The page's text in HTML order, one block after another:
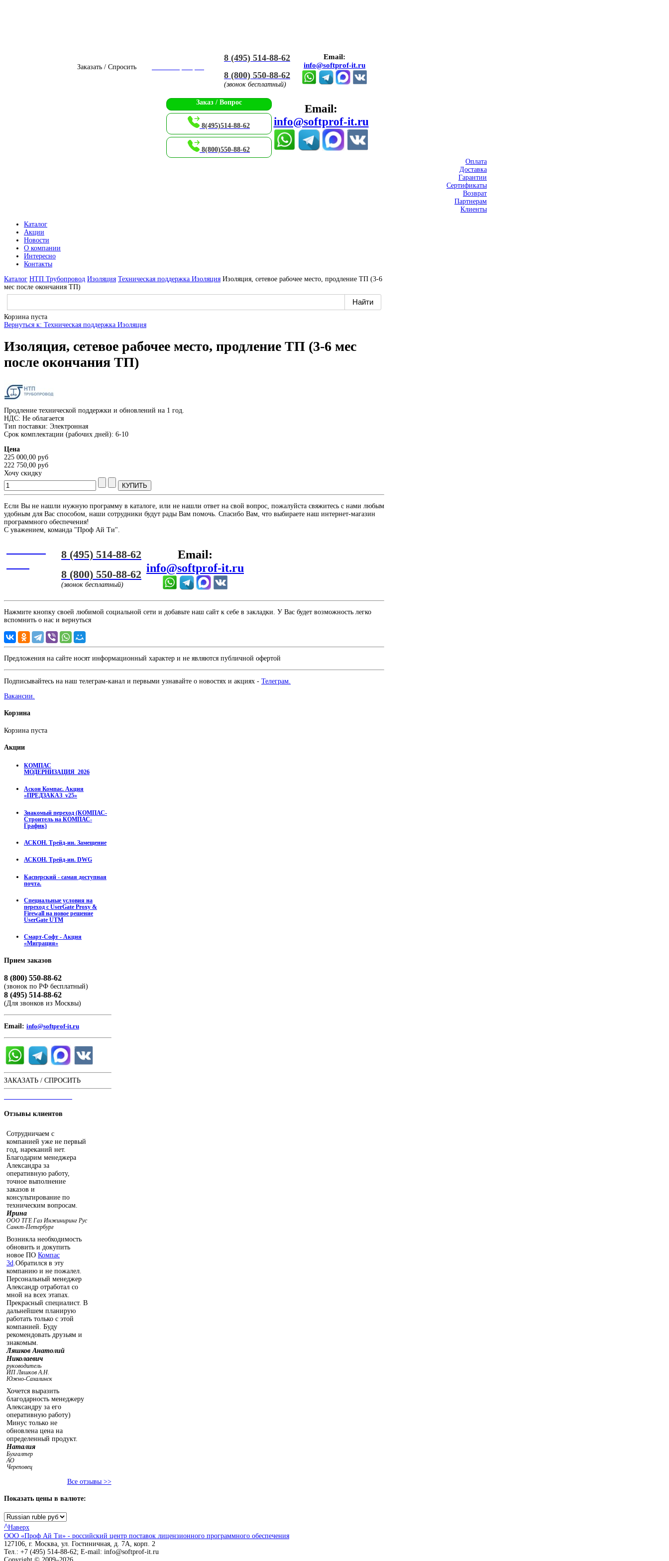
Заказать / Спросить
8 (495) 514-88-62
8 (800) 550-88-62
(звонок бесплатный)
Email:
info@softprof-it.ru
Заказ / Вопрос
8(495)514-88-62
8(800)550-88-62
Email:
info@softprof-it.ru
Оплата
Доставка
Гарантии
Сертификаты
Возврат
Партнерам
Клиенты
Каталог
Акции
Новости
О компании
Интересно
Контакты
Каталог НТП Трубопровод Изоляция Техническая поддержка Изоляция Изоляция, сетевое рабочее место, продление ТП (3-6
мес после окончания ТП)
Корзина пуста
Вернуться к: Техническая поддержка Изоляция
Изоляция, сетевое рабочее место, продление ТП (3-6 мес
после окончания ТП)
Продление технической поддержки и обновлений на 1 год.
НДС: Не облагается
Тип поставки: Электронная
Срок комплектации (рабочих дней): 6-10
Цена
225 000,00 руб
222 750,00 руб
Хочу скидку
Если Вы не нашли нужную программу в каталоге, или не нашли ответ на свой вопрос, пожалуйста свяжитесь с нами любым
удобным для Вас способом, наши сотрудники будут рады Вам помочь. Спасибо Вам, что выбираете наш интернет-магазин
программного обеспечения!
С уважением, команда "Проф Ай Ти".
8 (495) 514-88-62
8 (800) 550-88-62
(звонок бесплатный)
Email:
info@softprof-it.ru
Нажмите кнопку своей любимой социальной сети и добавьте наш сайт к себе в закладки. У Вас будет возможность легко
вспомнить о нас и вернуться
Предложения на сайте носят информационный характер и не являются публичной офертой
Подписывайтесь на наш телеграм-канал и первыми узнавайте о новостях и акциях - Телеграм.
Вакансии.
Корзина
Корзина пуста
Акции
КОМПАС
МОДЕРНИЗАЦИЯ_2026
Аскон Компас. Акция
«ПРЕДЗАКАЗ_v25»
Знакомый переход (КОМПАС-
Строитель на КОМПАС-
График)
АСКОН. Трейд-ин. Замещение
АСКОН. Трейд-ин. DWG
Касперский - самая доступная
почта.
Специальные условия на
переход с UserGate Proxy &
Firewall на новое решение
UserGate UTM
Смарт-Софт - Акция
«Миграция»
Прием заказов
8 (800) 550-88-62
(звонок по РФ бесплатный)
8 (495) 514-88-62
(Для звонков из Москвы)
Email: info@softprof-it.ru
ЗАКАЗАТЬ / СПРОСИТЬ
Отзывы клиентов
Сотрудничаем с
компанией уже не первый
год, нареканий нет.
Благодарим менеджера
Александра за
оперативную работу,
точное выполнение
заказов и
консультирование по
техническим вопросам.
Ирина
ООО ТГЕ Газ Инжиниринг Рус
Санкт-Петербург
Возникла необходимость
обновить и докупить
новое ПО Компас
3d .Обратился в эту
компанию и не пожалел.
Персональный менеджер
Александр отработал со
мной на всех этапах.
Прекрасный специалист. В
дальнейшем планирую
работать только с этой
компанией. Буду
рекомендовать друзьям и
знакомым.
Ляшков Анатолий
Николаевич
руководитель
ИП Ляшков А.Н.
Южно-Сахалинск
Хочется выразить
благодарность менеджеру
Александру за его
оперативную работу)
Минус только не
обновлена цена на
определенный продукт.
Наталия
Бухгалтер
АО
Череповец
Все отзывы >>
Показать цены в валюте:
^Наверх
ООО «Проф Ай Ти» - российский центр поставок лицензионного программного обеспечения
127106, г. Москва, ул. Гостиничная, д. 7А, корп. 2
Тел.: +7 (495) 514-88-62; E-mail: info@softprof-it.ru